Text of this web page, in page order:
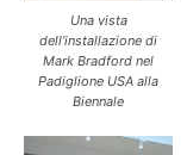
Una vista
dell’installazione di
Mark Bradford nel
Padiglione USA alla
Biennale